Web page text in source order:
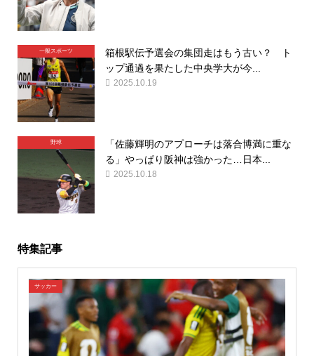
一般スポーツ
箱根駅伝予選会の集団走はもう古い？ ト
ップ通過を果たした中央学大が今...
2025.10.19
野球
「佐藤輝明のアプローチは落合博満に重な
る」やっぱり阪神は強かった…日本...
2025.10.18
特集記事
サッカー